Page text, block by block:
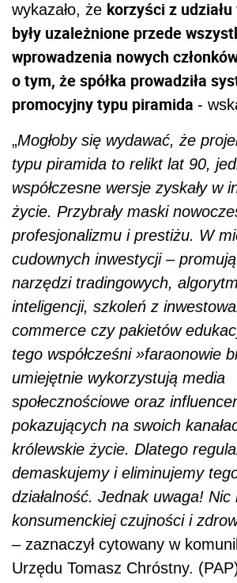
wykazało, że korzyści z
były uzależnione przede
wprowadzenia nowych
o tym, że spółka prowadziła
promocyjny typu piramida -
„Mogłoby się wydawać, że
typu piramida to relikt lat 90,
współczesne wersje zyskały w
życie. Przybrały maski
profesjonalizmu i prestiżu. W
cudownych inwestycji –
narzędzi tradingowych,
inteligencji, szkoleń z
commerce czy pakietów
tego współcześni »faraonowie
umiejętnie wykorzystują media
społecznościowe oraz
pokazujących na swoich
królewskie życie. Dlatego
demaskujemy i eliminujemy
działalność. Jednak uwaga!
konsumenckiej czujności i
– zaznaczył cytowany w
Urzędu Tomasz Chróstny.